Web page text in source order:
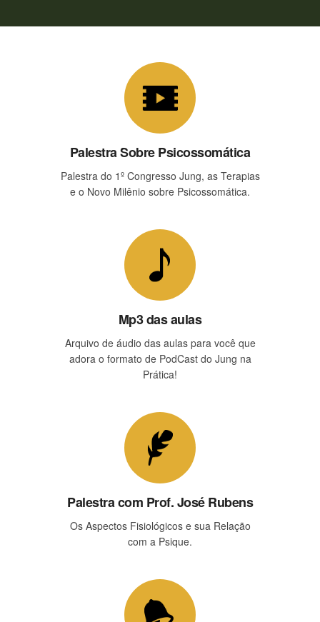
Palestra Sobre Psicossomática
Palestra do 1º Congresso Jung, as Terapias
e o Novo Milênio sobre Psicossomática.
Mp3 das aulas
Arquivo de áudio das aulas para você que
adora o formato de PodCast do Jung na
Prática!
Palestra com Prof. José Rubens
Os Aspectos Fisiológicos e sua Relação
com a Psique.